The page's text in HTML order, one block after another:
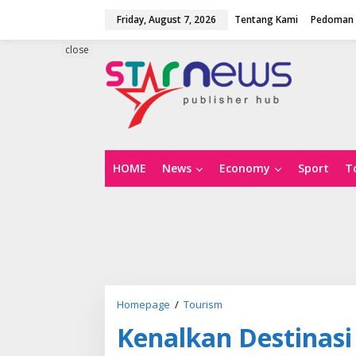
Friday, August 7, 2026 Tentang Kami Pedoman
HOME News Economy Sport
close
Homepage / Tourism
n
a
Kenalkan